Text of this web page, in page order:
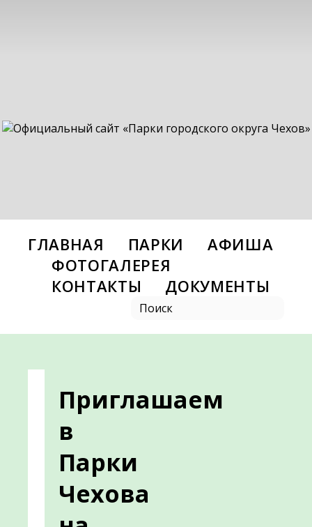
ГЛАВНАЯ ПАРКИ
АФИША
ФОТОГАЛЕРЕЯ
КОНТАКТЫ
ДОКУМЕНТЫ
Приглашаем
в
Парки
Чехова